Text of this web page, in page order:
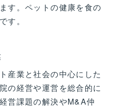
す。ペットの健康を食の
す。
産業と社会の中心にした
の経営や運営を総合的に
営課題の解決やM&A仲